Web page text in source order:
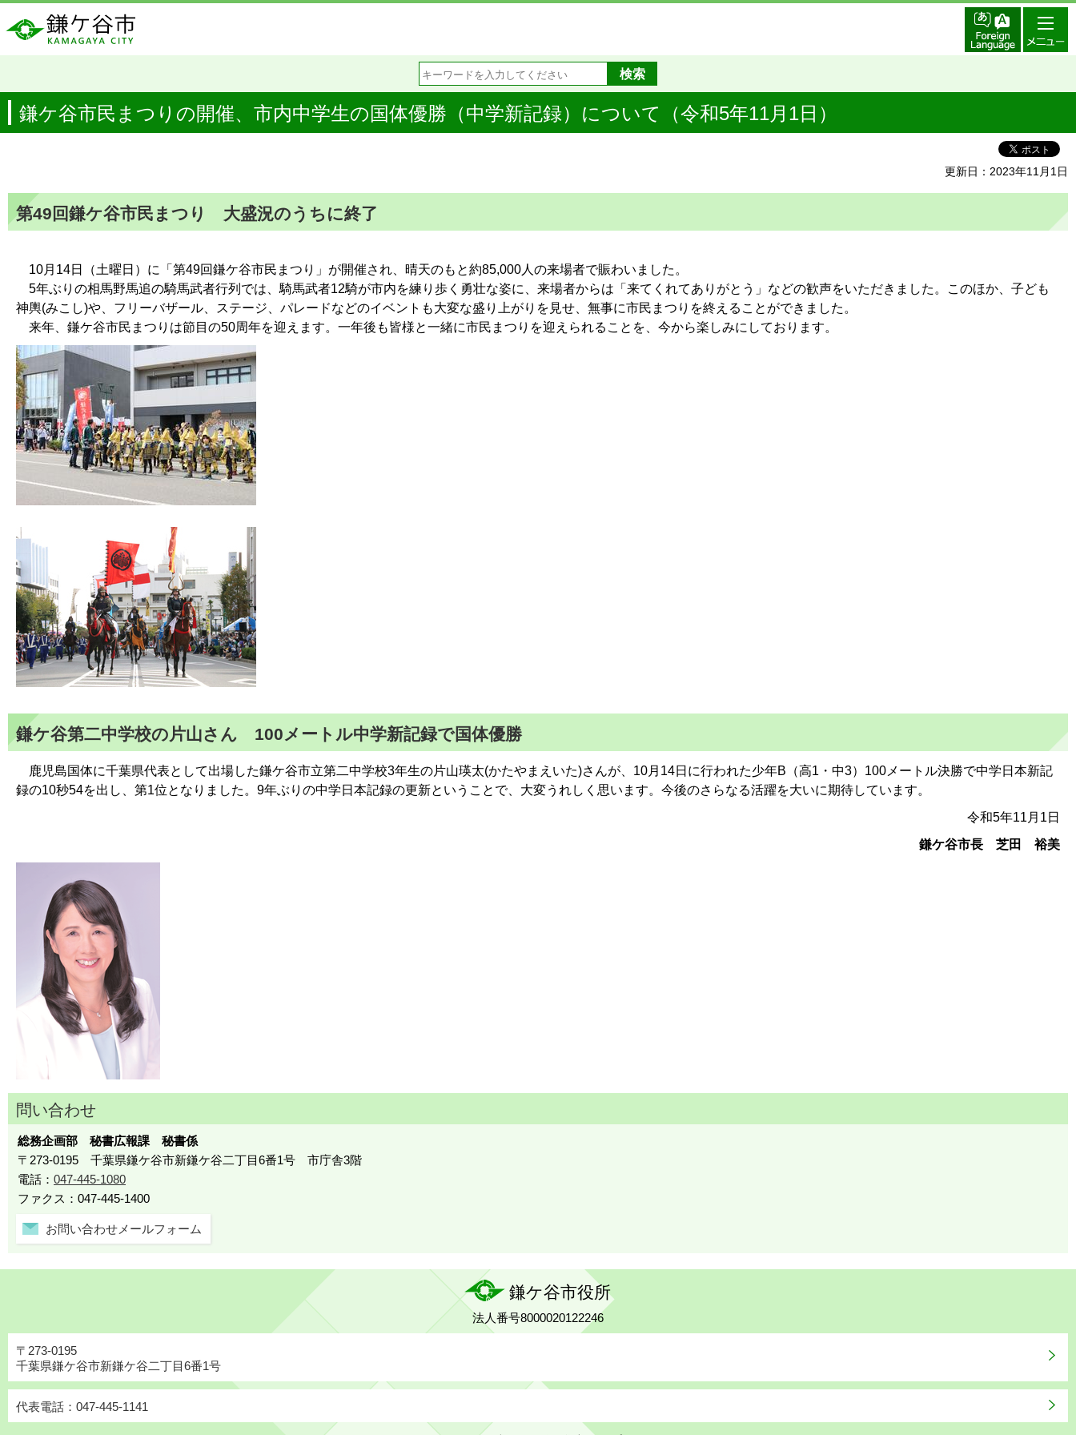
鎌ケ谷市民まつりの開催、市内中学生の国体優勝（中学新記録）について（令和5年11月1日）
更新日：2023年11月1日
第49回鎌ケ谷市民まつり 大盛況のうちに終了
10月14日（土曜日）に「第49回鎌ケ谷市民まつり」が開催され、晴天のもと約85,000人の来場者で賑わいました。
5年ぶりの相馬野馬追の騎馬武者行列では、騎馬武者12騎が市内を練り歩く勇壮な姿に、来場者からは「来てくれてありがとう」などの歓声をいただきました。このほか、子ども
神輿(みこし)や、フリーバザール、ステージ、パレードなどのイベントも大変な盛り上がりを見せ、無事に市民まつりを終えることができました。
来年、鎌ケ谷市民まつりは節目の50周年を迎えます。一年後も皆様と一緒に市民まつりを迎えられることを、今から楽しみにしております。
鎌ケ谷第二中学校の片山さん 100メートル中学新記録で国体優勝
鹿児島国体に千葉県代表として出場した鎌ケ谷市立第二中学校3年生の片山瑛太(かたやまえいた)さんが、10月14日に行われた少年B（高1・中3）100メートル決勝で中学日本新記
録の10秒54を出し、第1位となりました。9年ぶりの中学日本記録の更新ということで、大変うれしく思います。今後のさらなる活躍を大いに期待しています。
令和5年11月1日
鎌ケ谷市長 芝田 裕美
問い合わせ
総務企画部 秘書広報課 秘書係
〒273-0195 千葉県鎌ケ谷市新鎌ケ谷二丁目6番1号 市庁舎3階
電話： 047-445-1080
ファクス：047-445-1400
お問い合わせメールフォーム
鎌ケ谷市役所
法人番号8000020122246
〒273-0195
千葉県鎌ケ谷市新鎌ケ谷二丁目6番1号
代表電話：047-445-1141